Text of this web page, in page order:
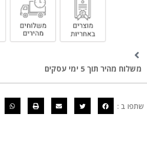
משלוח מהיר תוך 5 ימי עסקים
שתפו ב :